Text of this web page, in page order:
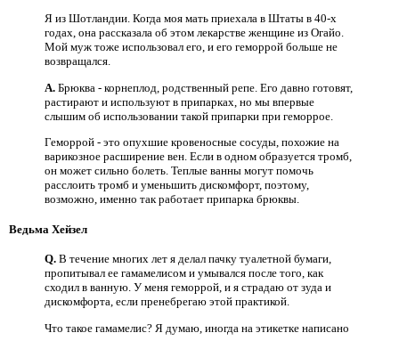
Я из Шотландии. Когда моя мать приехала в Штаты в 40-х
годах, она рассказала об этом лекарстве женщине из Огайо.
Мой муж тоже использовал его, и его геморрой больше не
возвращался.
A. Брюква - корнеплод, родственный репе. Его давно готовят,
растирают и используют в припарках, но мы впервые
слышим об использовании такой припарки при геморрое.
Геморрой - это опухшие кровеносные сосуды, похожие на
варикозное расширение вен. Если в одном образуется тромб,
он может сильно болеть. Теплые ванны могут помочь
расслоить тромб и уменьшить дискомфорт, поэтому,
возможно, именно так работает припарка брюквы.
Ведьма Хейзел
Q. В течение многих лет я делал пачку туалетной бумаги,
пропитывал ее гамамелисом и умывался после того, как
сходил в ванную. У меня геморрой, и я страдаю от зуда и
дискомфорта, если пренебрегаю этой практикой.
Что такое гамамелис? Я думаю, иногда на этикетке написано